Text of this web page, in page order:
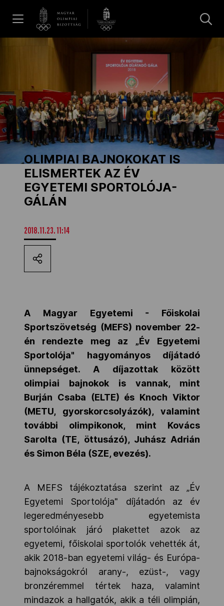
Galéria
Dakar 2026
Los Angeles 2028
MOB
Kettőskarrier-program
Társszervezetek
OVEP
Adatbank
OLIMPIAI BAJNOKOKAT IS
ELISMERTEK AZ ÉV
EGYETEMI SPORTOLÓJA-
GÁLÁN
2018.11.23. 11:14
A Magyar Egyetemi - Főiskolai
Sportszövetség (MEFS) november 22-
én rendezte meg az „Év Egyetemi
Sportolója" hagyományos díjátadó
ünnepséget. A díjazottak között
olimpiai bajnokok is vannak, mint
Burján Csaba (ELTE) és Knoch Viktor
(METU, gyorskorcsolyázók), valamint
további olimpikonok, mint Kovács
Sarolta (TE, öttusázó), Juhász Adrián
és Simon Béla (SZE, evezés).
A MEFS tájékoztatása szerint az „Év
Egyetemi Sportolója" díjátadón az év
legeredményesebb egyetemista
sportolóinak járó plakettet azok az
egyetemi, főiskolai sportolók vehették át,
akik 2018-ban egyetemi világ- és Európa-
bajnokságokról arany-, ezüst-, vagy
bronzéremmel tértek haza, valamint
mindazok a hallgatók, akik a téli olimpián,